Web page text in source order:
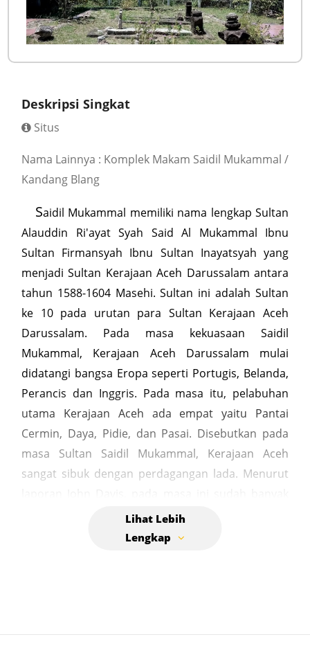
Deskripsi Singkat
Situs
Nama Lainnya : Komplek Makam Saidil Mukammal /
Kandang Blang
Saidil Mukammal memiliki nama lengkap Sultan
Alauddin Ri'ayat Syah Said Al Mukammal Ibnu
Sultan Firmansyah Ibnu Sultan Inayatsyah yang
menjadi Sultan Kerajaan Aceh Darussalam antara
tahun 1588-1604 Masehi. Sultan ini adalah Sultan
ke 10 pada urutan para Sultan Kerajaan Aceh
Darussalam. Pada masa kekuasaan Saidil
Mukammal, Kerajaan Aceh Darussalam mulai
didatangi bangsa Eropa seperti Portugis, Belanda,
Perancis dan Inggris. Pada masa itu, pelabuhan
utama Kerajaan Aceh ada empat yaitu Pantai
Cermin, Daya, Pidie, dan Pasai. Disebutkan pada
masa Sultan Saidil Mukammal, Kerajaan Aceh
sangat sibuk dengan perdagangan lada. Menurut
Tauke-Tauke Tionghoa menempati satu tempat
khusus. Demikian juga saudagar-saudagar